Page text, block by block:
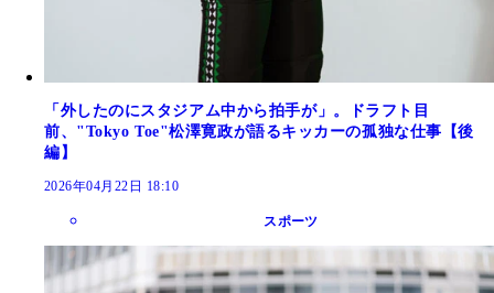
「外したのにスタジアム中から拍手が」。ドラフト目
前、"Tokyo Toe"松澤寛政が語るキッカーの孤独な仕事【後
編】
2026年04月22日 18:10
スポーツ